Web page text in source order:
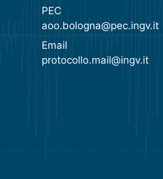
PEC
aoo.bologna@pec.ingv.it
Email
protocollo.mail@ingv.it